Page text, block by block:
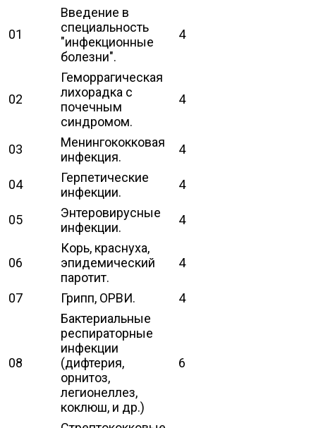
01
Введение в
специальность
"инфекционные
болезни".
4
02
Геморрагическая
лихорадка с
почечным
синдромом.
4
03
Менингококковая
инфекция.
4
04
Герпетические
инфекции.
4
05
Энтеровирусные
инфекции.
4
06
Корь, краснуха,
эпидемический
паротит.
4
07 Грипп, ОРВИ. 4
08
Бактериальные
респираторные
инфекции
(дифтерия,
орнитоз,
легионеллез,
коклюш, и др.)
6